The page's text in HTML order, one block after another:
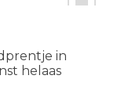
in
helaas